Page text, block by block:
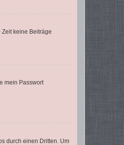
keine Beiträge
mein Passwort
durch einen Dritten. Um